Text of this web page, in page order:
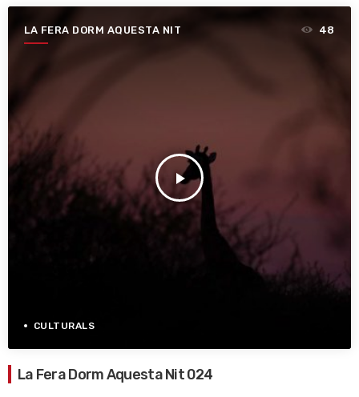
LA FERA DORM AQUESTA NIT
play_arrow
48
CULTURALS
La Fera Dorm Aquesta Nit 024